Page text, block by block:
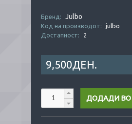
Бренд: Julbo
Код на производот:
julbo
Достапност:
2
9,500ДЕН.